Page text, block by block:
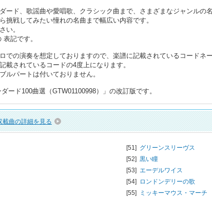
ード、歌謡曲や愛唱歌、クラシック曲まで、さまざまなジャンルの
挑戦してみたい憧れの名曲まで幅広い内容です。
い。
記です。
での演奏を想定しておりますので、楽譜に記載されているコードネ
載されているコードの4度上になります。
ルパートは付いておりません。
ード100曲選（GTW01100998）」の改訂版です。
載曲の詳細を見る
[51] グリーンスリーヴス
[52] 黒い瞳
[53] エーデルワイス
[54] ロンドンデリーの歌
[55]
ミッキーマウス・マーチ